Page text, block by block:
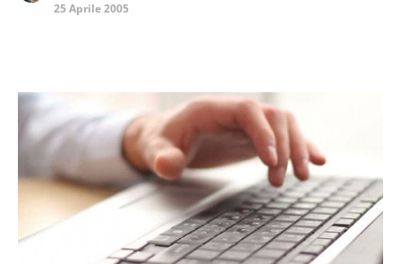
25 Aprile 2005